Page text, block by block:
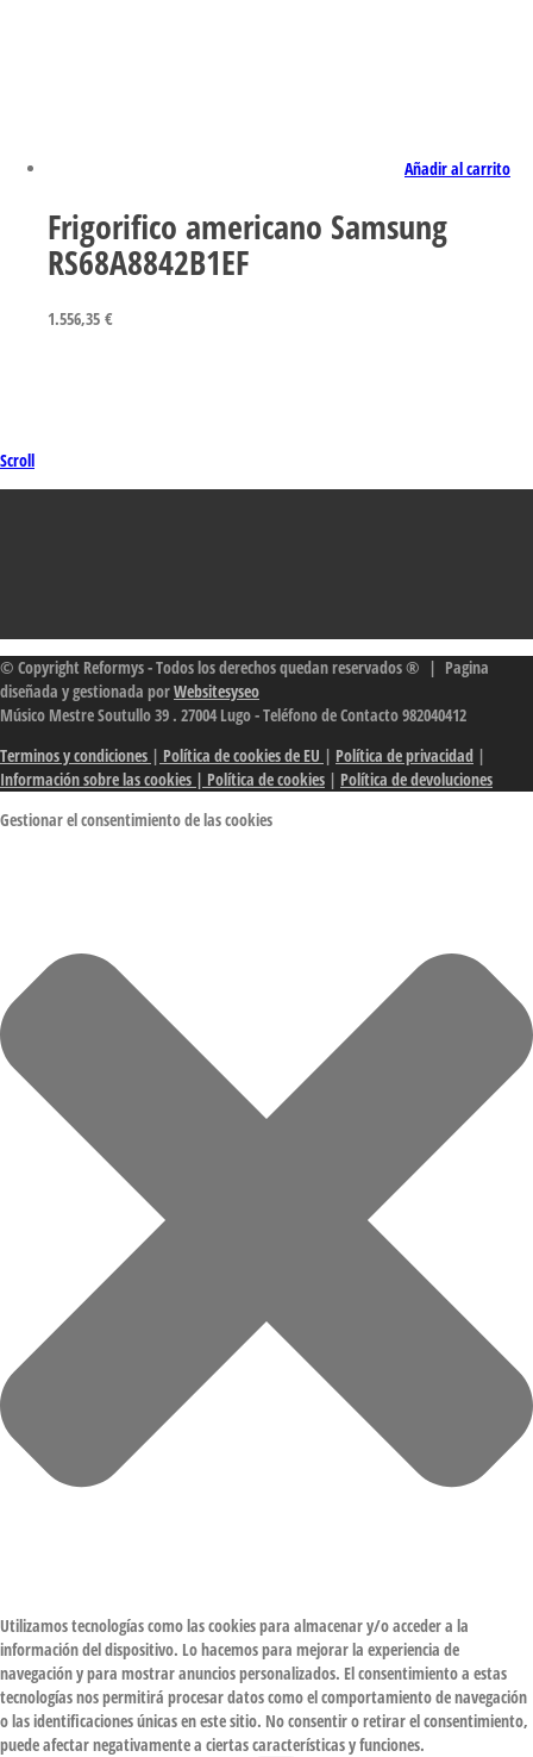
Añadir al carrito
Frigorifico americano Samsung
RS68A8842B1EF
1.556,35 €
Scroll
© Copyright Reformys - Todos los derechos quedan reservados ® | Pagina
diseñada y gestionada porWebsitesyseo
Músico Mestre Soutullo 39 . 27004 Lugo - Teléfono de Contacto 982040412
Terminos y condiciones | Política de cookies de EU | Política de privacidad |
Información sobre las cookies | Política de cookies | Política de devoluciones
Gestionar el consentimiento de las cookies
Utilizamos tecnologías como las cookies para almacenar y/o acceder a la
información del dispositivo. Lo hacemos para mejorar la experiencia de
navegación y para mostrar anuncios personalizados. El consentimiento a estas
tecnologías nos permitirá procesar datos como el comportamiento de navegación
o las identificaciones únicas en este sitio. No consentir o retirar el consentimiento,
puede afectar negativamente a ciertas características y funciones.